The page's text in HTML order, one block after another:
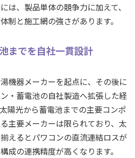
は、製品単体の競争力に加えて、
制と施工網の強さがあります。
までを自社一貫設計
機器メーカーを起点に、その後に
・蓄電池の自社製造へ拡張した経
陽光から蓄電池までの主要コンポ
主要メーカーは限られており、太
えるとパワコンの直流連結ロスが
成の連携精度が高くなります。